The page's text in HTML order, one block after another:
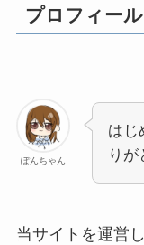
プロフィール
ぽんちゃん
はじ
りが
当サイトを運営